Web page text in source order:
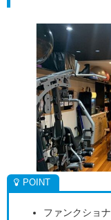
ファンクショ